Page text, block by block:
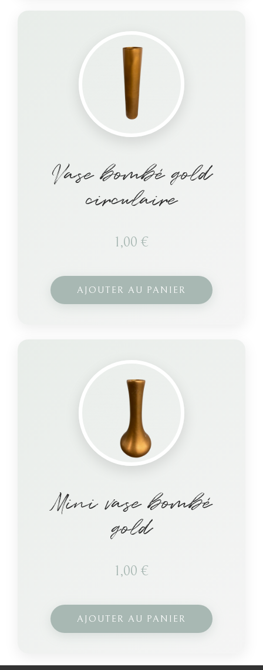
Vase bombé gold
circulaire
1,00 €
AJOUTER AU PANIER
Mini vase bombé
gold
1,00 €
AJOUTER AU PANIER